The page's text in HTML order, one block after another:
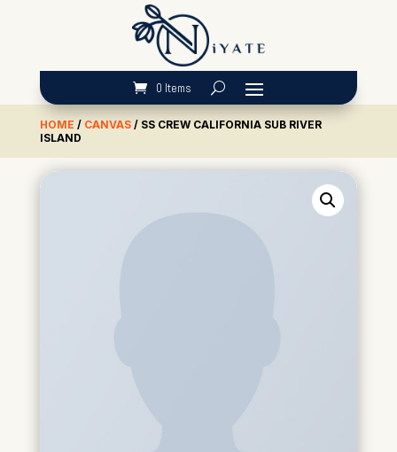
0 Items
HOME / CANVAS/ SS CREW CALIFORNIA SUB RIVER
ISLAND